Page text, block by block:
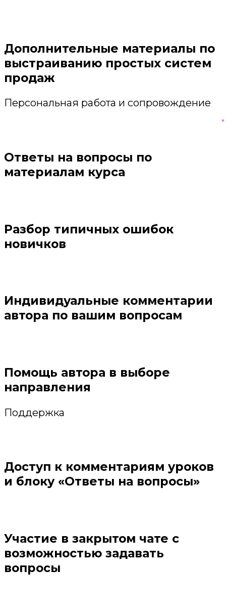
Дополнительные материалы по
выстраиванию простых систем
продаж
Персональная работа и сопровождение
Ответы на вопросы по
материалам курса
Разбор типичных ошибок
новичков
Индивидуальные комментарии
автора по вашим вопросам
Помощь автора в выборе
направления
Поддержка
Доступ к комментариям уроков
и блоку «Ответы на вопросы»
Участие в закрытом чате с
возможностью задавать
вопросы